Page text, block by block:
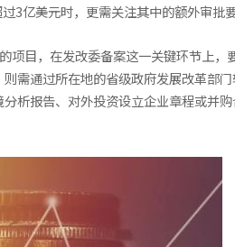
3亿美元时，更需关注其中的额外审批要
目，在发改委备案这一关键环节上
需通过所在地的省级政府发展改革部
析报告、对外投资设立企业章程或并